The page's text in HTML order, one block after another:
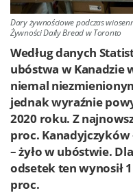
Dary żywnościowe podczas
Żywności Daily Bread w Toronto
Według danych
ubóstwa w Kanadzie
niemal
jednak wyraźnie
2020 roku. Z
proc. Kanadyjczyków
– żyło w ubóstwie.
odsetek ten wynosił
proc.